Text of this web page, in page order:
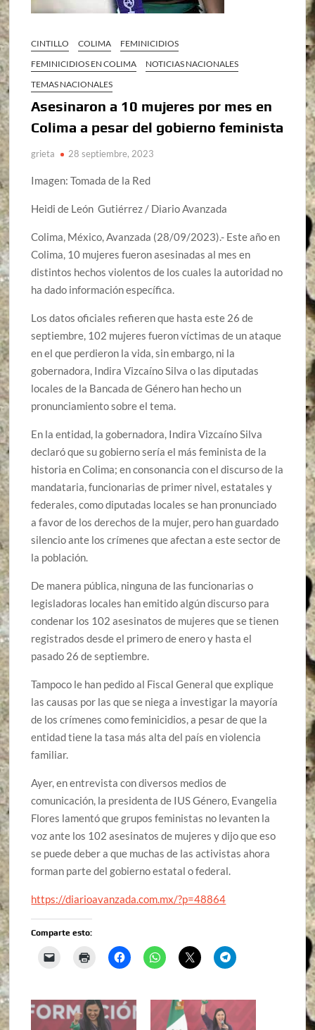
CINTILLO COLIMA
FEMINICIDIOS
FEMINICIDIOS EN COLIMA
NOTICIAS NACIONALES
TEMAS NACIONALES
Asesinaron a 10 mujeres por mes en
Colima a pesar del gobierno feminista
grieta 28 septiembre, 2023
Imagen: Tomada de la Red
Heidi de León Gutiérrez / Diario Avanzada
Colima, México, Avanzada (28/09/2023).- Este año en
Colima, 10 mujeres fueron asesinadas al mes en
distintos hechos violentos de los cuales la autoridad no
ha dado información específica.
Los datos oficiales refieren que hasta este 26 de
septiembre, 102 mujeres fueron víctimas de un ataque
en el que perdieron la vida, sin embargo, ni la
gobernadora, Indira Vizcaíno Silva o las diputadas
locales de la Bancada de Género han hecho un
pronunciamiento sobre el tema.
En la entidad, la gobernadora, Indira Vizcaíno Silva
declaró que su gobierno sería el más feminista de la
historia en Colima; en consonancia con el discurso de la
mandataria, funcionarias de primer nivel, estatales y
federales, como diputadas locales se han pronunciado
a favor de los derechos de la mujer, pero han guardado
silencio ante los crímenes que afectan a este sector de
la población.
De manera pública, ninguna de las funcionarias o
legisladoras locales han emitido algún discurso para
condenar los 102 asesinatos de mujeres que se tienen
registrados desde el primero de enero y hasta el
pasado 26 de septiembre.
Tampoco le han pedido al Fiscal General que explique
las causas por las que se niega a investigar la mayoría
de los crímenes como feminicidios, a pesar de que la
entidad tiene la tasa más alta del país en violencia
familiar.
Ayer, en entrevista con diversos medios de
comunicación, la presidenta de IUS Género, Evangelia
Flores lamentó que grupos feministas no levanten la
voz ante los 102 asesinatos de mujeres y dijo que eso
se puede deber a que muchas de las activistas ahora
forman parte del gobierno estatal o federal.
https://diarioavanzada.com.mx/?p=48864
Comparte esto: